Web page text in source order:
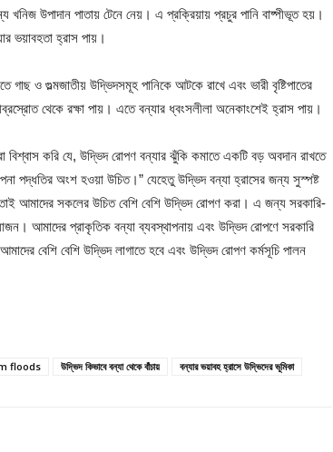
উপাদান পাতায় টেনে নেয়। এ প্রক্রিয়ায় প্রচুর পানি বাষ্পীভূত হয়।
ভয়াবহতা হ্রাস পায়।
গাছ ও গুল্মজাতীয় উদ্ভিদসমূহ পানিকে আটকে রাখে এবং ভারী বৃষ্টিপাতের
থেকে রক্ষা পায়। এতে বন্যার ধ্বংসলীলা অনেকাংশেই হ্রাস পায়।
বিশ্বাস করি যে, উদ্ভিদ রোপণ বন্যার ঝুঁকি কমাতে একটি বড় অবদান রাখতে
পদ্ধতির অংশ হওয়া উচিত।” যেহেতু উদ্ভিদ বন্যা হ্রাসের জন্য সুস্পষ্ট
আমাদের সকলের উচিত বেশি বেশি উদ্ভিদ রোপণ করা। এ জন্য সরকারি-
আমাদের প্রাকৃতিক বন্যা ব্যবস্থাপনায় এবং উদ্ভিদ রোপণে সরকারি
বেশি বেশি উদ্ভিদ লাগাতে হবে এবং উদ্ভিদ রােপণ কর্মসূচি পালন
floods উদ্ভিদ কিভাবে বন্যা থেকে বাঁচায় বন্যার ভয়াবহ হ্রাসে উদ্ভিদের ভূমিকা